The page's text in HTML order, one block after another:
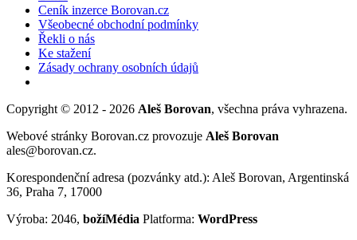
Ceník inzerce Borovan.cz
Všeobecné obchodní podmínky
Řekli o nás
Ke stažení
Zásady ochrany osobních údajů
Copyright © 2012 - 2026 Aleš Borovan, všechna práva vyhrazena.
Webové stránky Borovan.cz provozuje Aleš Borovan
ales@borovan.cz.
Korespondenční adresa (pozvánky atd.): Aleš Borovan, Argentinská
36, Praha 7, 17000
Výroba: 2046, božíMédia Platforma: WordPress